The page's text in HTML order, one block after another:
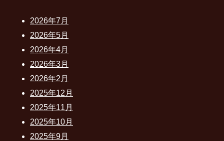
2026年7月
2026年5月
2026年4月
2026年3月
2026年2月
2025年12月
2025年11月
2025年10月
2025年9月